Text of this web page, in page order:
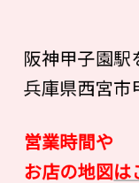
阪神甲子園駅
兵庫県西宮市
営業時間や
お店の地図